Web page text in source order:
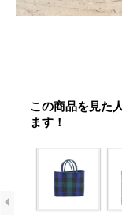
この商品を見た
ます！